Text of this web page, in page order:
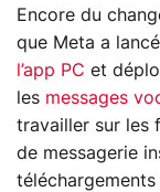
Encore du
que Meta a
l’app PC et
les messages
travailler sur les
de messagerie
téléchargements